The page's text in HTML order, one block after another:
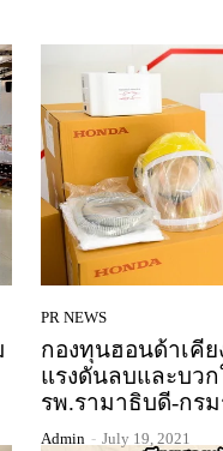
PR NEWS
กองทุนฮอนด้าเคี
แรงดันลบและบว
รพ.รามาธิบดี-กร
Admin - July 19, 2021